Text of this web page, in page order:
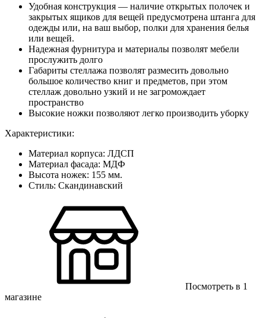
Удобная конструкция — наличие открытых полочек и
закрытых ящиков для вещей предусмотрена штанга для
одежды или, на ваш выбор, полки для хранения белья
или вещей.
Надежная фурнитура и материалы позволят мебели
прослужить долго
Габариты стеллажа позволят размесить довольно
большое количество книг и предметов, при этом
стеллаж довольно узкий и не загромождает
пространство
Высокие ножки позволяют легко производить уборку
Характеристики:
Материал корпуса: ЛДСП
Материал фасада: МДФ
Высота ножек: 155 мм.
Стиль: Скандинавский
Посмотреть в 1
магазинe